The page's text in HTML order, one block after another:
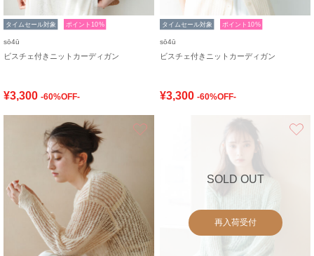
タイムセール対象 ポイント10%
sō4ū
ビスチェ付きニットカーディガン
¥3,300 -60%OFF-
タイムセール対象 ポイント10%
sō4ū
ビスチェ付きニットカーディガン
¥3,300 -60%OFF-
SOLD OUT
再入荷受付